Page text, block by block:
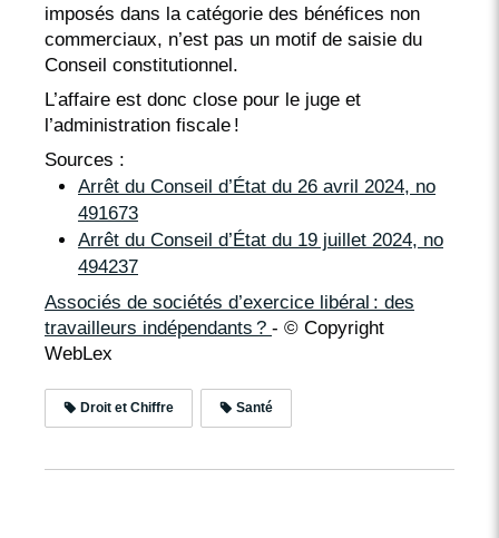
imposés dans la catégorie des bénéfices non
commerciaux, n’est pas un motif de saisie du
Conseil constitutionnel.
L’affaire est donc close pour le juge et
l’administration fiscale !
Sources :
Arrêt du Conseil d’État du 26 avril 2024, no
491673
Arrêt du Conseil d’État du 19 juillet 2024, no
494237
Associés de sociétés d’exercice libéral : des
travailleurs indépendants ? - © Copyright
WebLex
Droit et Chiffre Santé